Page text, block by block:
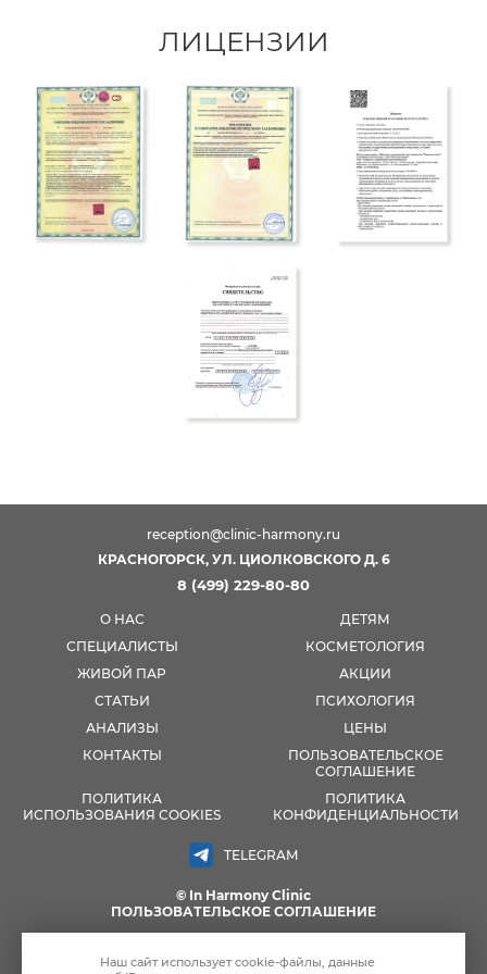
ЛИЦЕНЗИИ
reception@clinic-harmony.ru
КРАСНОГОРСК, УЛ. ЦИОЛКОВСКОГО Д. 6
8 (499) 229-80-80
О НАС
ДЕТЯМ
СПЕЦИАЛИСТЫ
КОСМЕТОЛОГИЯ
ЖИВОЙ ПАР
АКЦИИ
СТАТЬИ
ПСИХОЛОГИЯ
АНАЛИЗЫ
ЦЕНЫ
КОНТАКТЫ
ПОЛЬЗОВАТЕЛЬСКОЕ
СОГЛАШЕНИЕ
ПОЛИТИКА
ИСПОЛЬЗОВАНИЯ COOKIES
ПОЛИТИКА
КОНФИДЕНЦИАЛЬНОСТИ
TELEGRAM
© In Harmony Clinic
ПОЛЬЗОВАТЕЛЬСКОЕ СОГЛАШЕНИЕ
ИНФОРМАЦИОННЫЙ ХАРАКТЕР И ПРЕДНАЗНАЧЕНЫ ДЛЯ
ОЗНАКОМИТЕЛЬНЫХ ЦЕЛЕЙ. ПОСЕТИТЕЛИ САЙТА НЕ ДОЛЖНЫ
Наш сайт используетcookie-файлы, данные